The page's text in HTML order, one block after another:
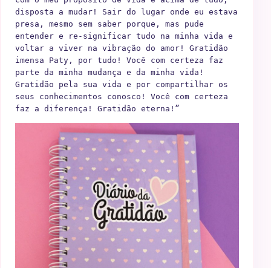
disposta a mudar! Sair do lugar onde eu estava
presa, mesmo sem saber porque, mas pude
entender e re-significar tudo na minha vida e
voltar a viver na vibração do amor! Gratidão
imensa Paty, por tudo! Você com certeza faz
parte da minha mudança e da minha vida!
Gratidão pela sua vida e por compartilhar os
seus conhecimentos conosco! Você com certeza
faz a diferença! Gratidão eterna!”